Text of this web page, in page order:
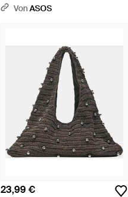
VonASOS
23,99 €